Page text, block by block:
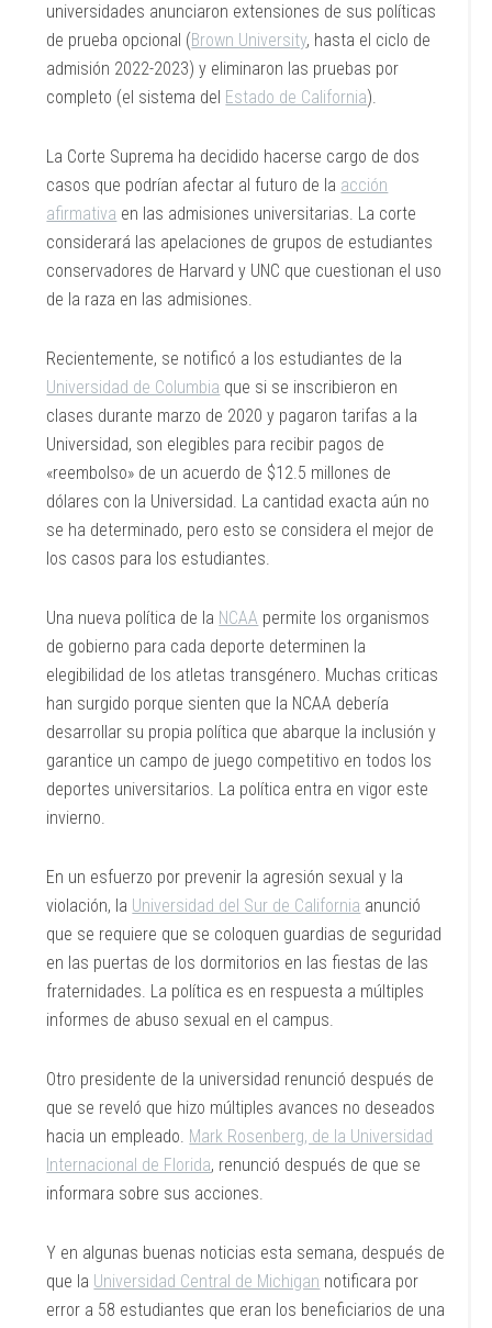
universidades anunciaron extensiones de sus políticas
de prueba opcional (Brown University, hasta el ciclo de
admisión 2022-2023) y eliminaron las pruebas por
completo (el sistema del Estado de California).
La Corte Suprema ha decidido hacerse cargo de dos
casos que podrían afectar al futuro de la acción
afirmativa en las admisiones universitarias. La corte
considerará las apelaciones de grupos de estudiantes
conservadores de Harvard y UNC que cuestionan el uso
de la raza en las admisiones.
Recientemente, se notificó a los estudiantes de la
Universidad de Columbia que si se inscribieron en
clases durante marzo de 2020 y pagaron tarifas a la
Universidad, son elegibles para recibir pagos de
«reembolso» de un acuerdo de $12.5 millones de
dólares con la Universidad. La cantidad exacta aún no
se ha determinado, pero esto se considera el mejor de
los casos para los estudiantes.
Una nueva política de la NCAA permite los organismos
de gobierno para cada deporte determinen la
elegibilidad de los atletas transgénero. Muchas criticas
han surgido porque sienten que la NCAA debería
desarrollar su propia política que abarque la inclusión y
garantice un campo de juego competitivo en todos los
deportes universitarios. La política entra en vigor este
invierno.
En un esfuerzo por prevenir la agresión sexual y la
violación, la Universidad del Sur de California anunció
que se requiere que se coloquen guardias de seguridad
en las puertas de los dormitorios en las fiestas de las
fraternidades. La política es en respuesta a múltiples
informes de abuso sexual en el campus.
Otro presidente de la universidad renunció después de
que se reveló que hizo múltiples avances no deseados
hacia un empleado. Mark Rosenberg, de la Universidad
Internacional de Florida, renunció después de que se
informara sobre sus acciones.
Y en algunas buenas noticias esta semana, después de
que la Universidad Central de Michigan notificara por
error a 58 estudiantes que eran los beneficiarios de una